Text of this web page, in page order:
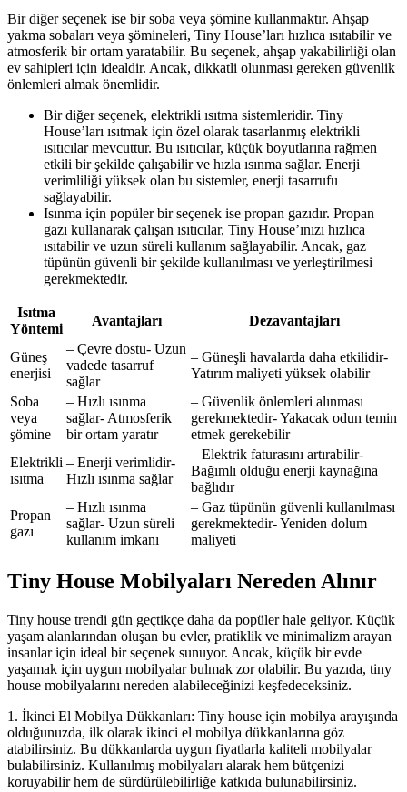
Bir diğer seçenek ise bir soba veya şömine kullanmaktır. Ahşap
yakma sobaları veya şömineleri, Tiny House’ları hızlıca ısıtabilir ve
atmosferik bir ortam yaratabilir. Bu seçenek, ahşap yakabilirliği olan
ev sahipleri için idealdir. Ancak, dikkatli olunması gereken güvenlik
önlemleri almak önemlidir.
Bir diğer seçenek, elektrikli ısıtma sistemleridir. Tiny
House’ları ısıtmak için özel olarak tasarlanmış elektrikli
ısıtıcılar mevcuttur. Bu ısıtıcılar, küçük boyutlarına rağmen
etkili bir şekilde çalışabilir ve hızla ısınma sağlar. Enerji
verimliliği yüksek olan bu sistemler, enerji tasarrufu
sağlayabilir.
Isınma için popüler bir seçenek ise propan gazıdır. Propan
gazı kullanarak çalışan ısıtıcılar, Tiny House’ınızı hızlıca
ısıtabilir ve uzun süreli kullanım sağlayabilir. Ancak, gaz
tüpünün güvenli bir şekilde kullanılması ve yerleştirilmesi
gerekmektedir.
Isıtma
Yöntemi
Avantajları Dezavantajları
Güneş
enerjisi
– Çevre dostu- Uzun
vadede tasarruf
sağlar
– Güneşli havalarda daha etkilidir-
Yatırım maliyeti yüksek olabilir
Soba
veya
şömine
– Hızlı ısınma
sağlar- Atmosferik
bir ortam yaratır
– Güvenlik önlemleri alınması
gerekmektedir- Yakacak odun temin
etmek gerekebilir
Elektrikli
ısıtma
– Enerji verimlidir-
Hızlı ısınma sağlar
– Elektrik faturasını artırabilir-
Bağımlı olduğu enerji kaynağına
bağlıdır
Propan
gazı
– Hızlı ısınma
sağlar- Uzun süreli
kullanım imkanı
– Gaz tüpünün güvenli kullanılması
gerekmektedir- Yeniden dolum
maliyeti
Tiny House Mobilyaları Nereden Alınır
Tiny house trendi gün geçtikçe daha da popüler hale geliyor. Küçük
yaşam alanlarından oluşan bu evler, pratiklik ve minimalizm arayan
insanlar için ideal bir seçenek sunuyor. Ancak, küçük bir evde
yaşamak için uygun mobilyalar bulmak zor olabilir. Bu yazıda, tiny
house mobilyalarını nereden alabileceğinizi keşfedeceksiniz.
1. İkinci El Mobilya Dükkanları: Tiny house için mobilya arayışında
olduğunuzda, ilk olarak ikinci el mobilya dükkanlarına göz
atabilirsiniz. Bu dükkanlarda uygun fiyatlarla kaliteli mobilyalar
bulabilirsiniz. Kullanılmış mobilyaları alarak hem bütçenizi
koruyabilir hem de sürdürülebilirliğe katkıda bulunabilirsiniz.